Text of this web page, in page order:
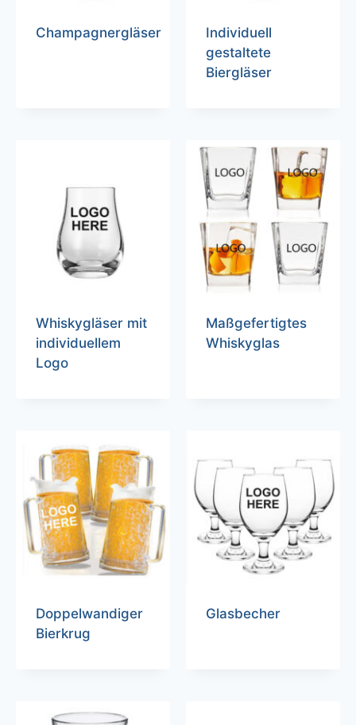
Champagnergläser
Individuell
gestaltete
Biergläser
Whiskygläser mit
individuellem
Logo
Maßgefertigtes
Whiskyglas
Doppelwandiger
Bierkrug
Glasbecher